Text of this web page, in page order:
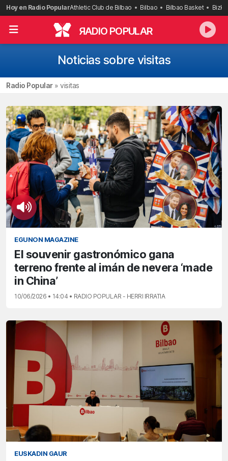
Saltar
al
contenido
Hoy en Radio PopularAthletic Club de Bilbao Bilbao Bilbao Basket
RADIO POPULAR
Noticias sobre visitas
Radio Popular» visitas
EGUNON MAGAZINE
El souvenir gastronómico gana
terreno frente al imán de nevera ‘made
in China’
10/06/2026 • 14:04 • RADIO POPULAR - HERRI IRRATIA
EUSKADIN GAUR